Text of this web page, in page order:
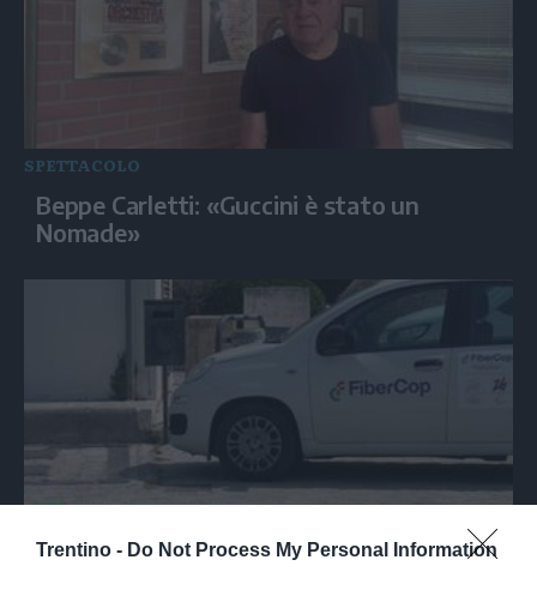
Trentino - Do Not Process My Personal Information
SPETTACOLO
Beppe Carletti: «Guccini è stato un
Nomade»
ECONOMIA